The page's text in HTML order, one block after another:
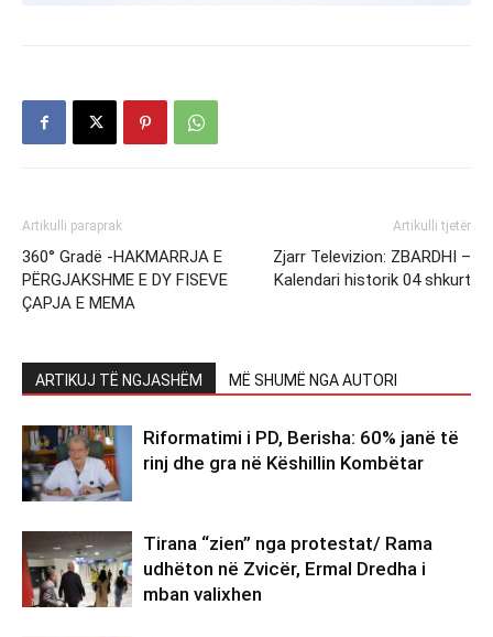
Artikulli paraprak
360° Gradë -HAKMARRJA E
PËRGJAKSHME E DY FISEVE
ÇAPJA E MEMA
Artikulli tjetër
Zjarr Televizion: ZBARDHI –
Kalendari historik 04 shkurt
ARTIKUJ TË NGJASHËM MË SHUMË NGA AUTORI
Riformatimi i PD, Berisha: 60% janë të
rinj dhe gra në Këshillin Kombëtar
Tirana “zien” nga protestat/ Rama
udhëton në Zvicër, Ermal Dredha i
mban valixhen